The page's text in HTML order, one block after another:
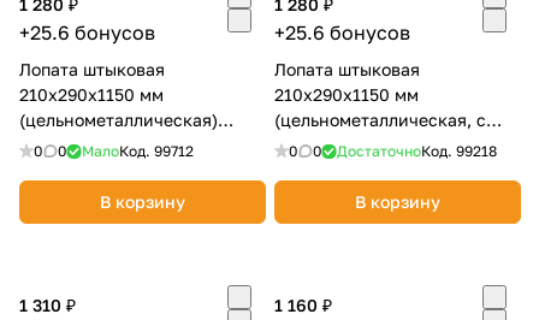
1 280 ₽
+25.6 бонусов
Лопата штыковая
210х290х1150 мм
(цельнометаллическая)
Сибртех 61472
0 0 МалоКод. 99712
В корзину
1 280 ₽
+25.6 бонусов
Лопата штыковая
210х290х1150 мм
(цельнометаллическая, с
зубьями) Сибртех 61369
0 0 ДостаточноКод. 99218
В корзину
1 310 ₽ 1 160 ₽
раз в 2
Остались вопросы?
8 800 302-02-51
plait.ru